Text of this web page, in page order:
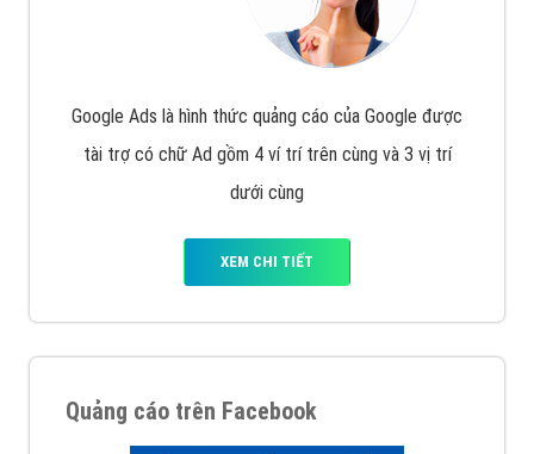
Google Ads là hình thức quảng cáo của Google được
tài trợ có chữ Ad gồm 4 ví trí trên cùng và 3 vị trí
dưới cùng
XEM CHI TIẾT
Quảng cáo trên Facebook